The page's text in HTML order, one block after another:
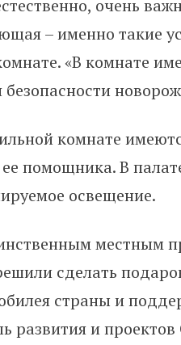
очень
– именно такие
«В комнате
безопасности
комнате
помощника. В
освещение.
местным
сделать
страны и
развития и